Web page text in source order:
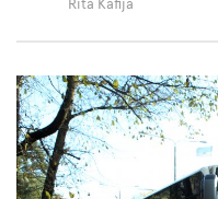
Rīta Kafija